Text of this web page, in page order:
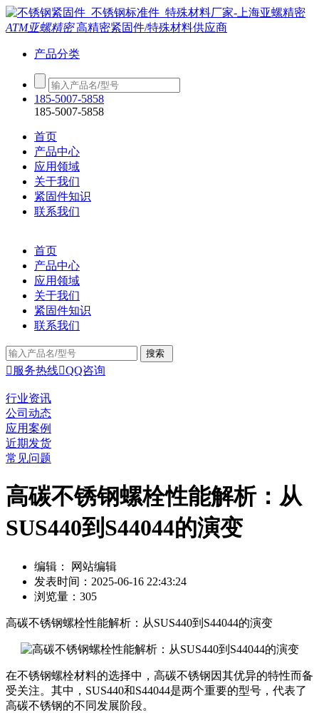
ATM亚螺精密高精密紧固件/特殊材料供应商
产品分类
185-5007-5858
185-5007-5858
首页
产品中心
应用领域
关于我们
紧固件知识
联系我们
首页
产品中心
应用领域
关于我们
紧固件知识
联系我们
 服务热线QQ咨询
行业资讯
公司动态
应用案例
近期发货
常见问题
高碳不锈钢螺栓性能解析：从
SUS440到S44044的演变
编辑： 网站编辑
发表时间：2025-06-16 22:43:24
浏览量：305
高碳不锈钢螺栓性能解析：从SUS440到S44044的演变
在不锈钢螺栓材料的选择中，高碳不锈钢因其优异的特性而备
受关注。其中，SUS440和S44044是两个重要的型号，代表了
高碳不锈钢的不同发展阶段。